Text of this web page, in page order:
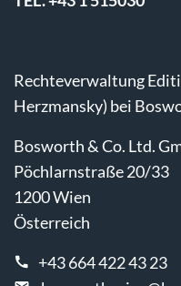
Rechteverwaltung
Herzmansky) bei
Bosworth & Co. Ltd.
Pöchlarnstraße 20/33
1200 Wien
Österreich
+43 664 422 43 23